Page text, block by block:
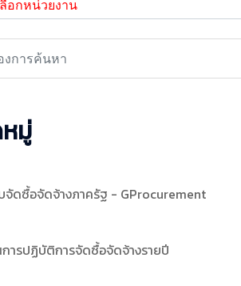
มู่
จัดซื้อจัดจ้างภาครัฐ - GProcurement
ารปฏิบัติการจัดซื้อจัดจ้างรายปี